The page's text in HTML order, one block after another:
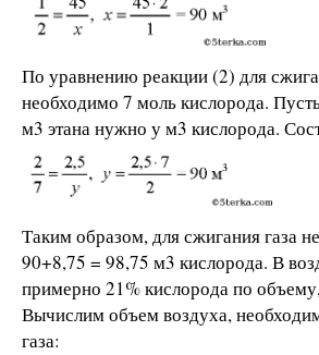
По уравнению реакции (2) для
необходимо 7 моль кислорода.
м3 этана нужно у м3 кислорода.
Таким образом, для сжигания газа
90+8,75 = 98,75 м3 кислорода. В
примерно 21% кислорода по
Вычислим объем воздуха,
газа: